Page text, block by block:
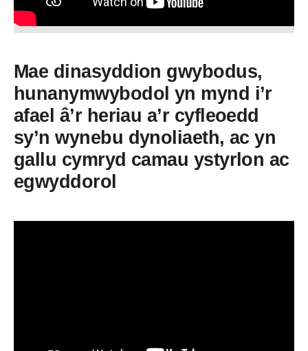
Mae dinasyddion gwybodus,
hunanymwybodol yn mynd i’r
afael â’r heriau a’r cyfleoedd
sy’n wynebu dynoliaeth, ac yn
gallu cymryd camau ystyrlon ac
egwyddorol